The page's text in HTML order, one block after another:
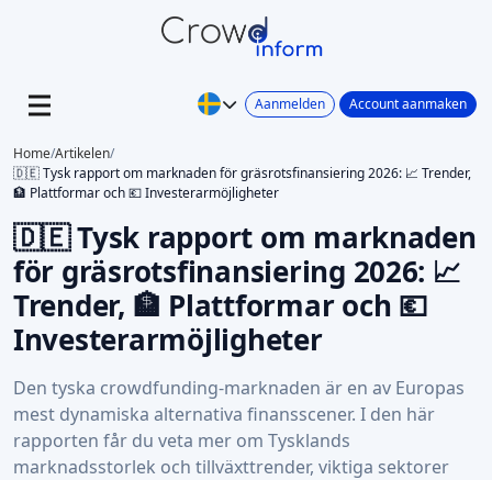
Aanmelden Account aanmaken
Home/Artikelen/
🇩🇪 Tysk rapport om marknaden för gräsrotsfinansiering 2026: 📈 Trender,
🏦 Plattformar och 💶 Investerarmöjligheter
🇩🇪 Tysk rapport om marknaden
för gräsrotsfinansiering 2026: 📈
Trender, 🏦 Plattformar och 💶
Investerarmöjligheter
Den tyska crowdfunding-marknaden är en av Europas
mest dynamiska alternativa finansscener. I den här
rapporten får du veta mer om Tysklands
marknadsstorlek och tillväxttrender, viktiga sektorer